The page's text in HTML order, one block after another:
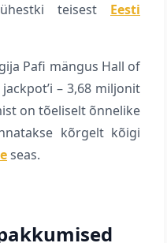
teisest Eesti
Pafi mängus Hall of
– 3,68 miljonit
on tõeliselt õnnelike
kõrgelt kõigi
seas.